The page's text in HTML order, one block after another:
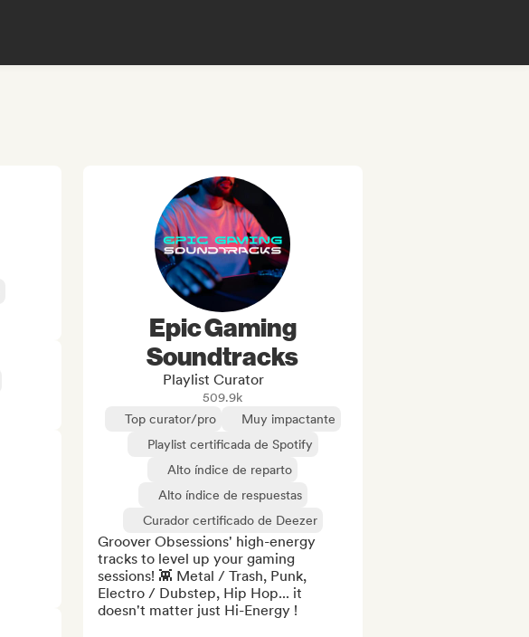
Epic Gaming
Soundtracks
Playlist Curator
509.9k
Top curator/pro
Muy impactante
Playlist certificada de Spotify
Alto índice de reparto
Alto índice de respuestas
Curador certificado de Deezer
Groover Obsessions' high-energy
tracks to level up your gaming
sessions! 👾 Metal / Trash, Punk,
Electro / Dubstep, Hip Hop... it
doesn't matter just Hi-Energy !